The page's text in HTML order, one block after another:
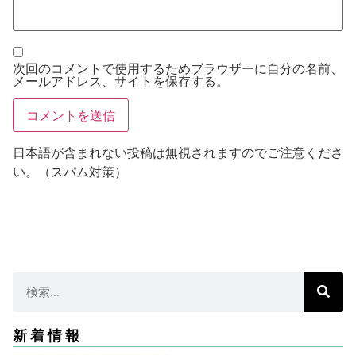
次回のコメントで使用するためブラウザーに自分の名前、
メールアドレス、サイトを保存する。
日本語が含まれない投稿は無視されますのでご注意くださ
い。（スパム対策）
新着情報